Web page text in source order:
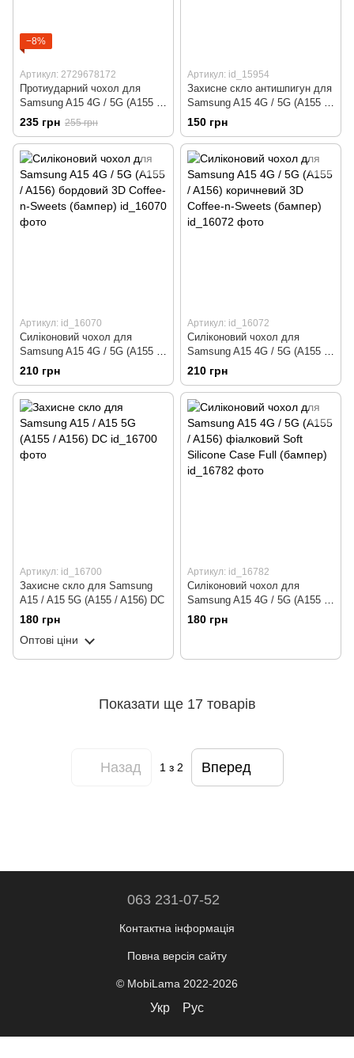
−8%
Артикул: 2729678172
Протиударний чохол для
Samsung A15 4G / 5G (A155 /
A156) з захистом камери
Defender (чорний)
235 грн 255 грн
Артикул: id_15954
Захисне скло антишпигун для
Samsung A15 4G / 5G (A155 /
A156)
150 грн
Артикул: id_16070
Силіконовий чохол для
Samsung A15 4G / 5G (A155 /
A156) бордовий 3D Coffee-n-
Sweets (бампер)
210 грн
Артикул: id_16072
Силіконовий чохол для
Samsung A15 4G / 5G (A155 /
A156) коричневий 3D Coffee-n-
Sweets (бампер)
210 грн
Артикул: id_16700
Захисне скло для Samsung
A15 / A15 5G (A155 / A156) DC
180 грн
Оптові ціни
Артикул: id_16782
Силіконовий чохол для
Samsung A15 4G / 5G (A155 /
A156) фіалковий Soft Silicone
Case Full (бампер)
180 грн
Показати ще 17 товарів
Назад 1з 2 Вперед
063 231-07-52
Контактна інформація
Повна версія сайту
© MobiLama 2022-2026
Укр Рус